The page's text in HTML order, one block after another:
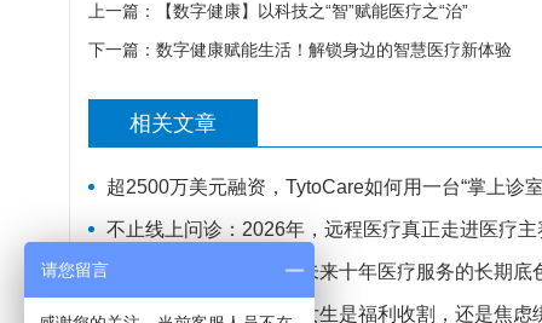
上一篇：
【数字健康】以科技之“智”赋能医疗之“治”
下一篇： 数字健康赋能生活！解锁身边的智慧医疗新体验
相关文章
超2500万美元融资，TytoCare如何用一台“掌上诊
不止线上问诊：2026年，远程医疗真正走进医疗主
远程医疗不是风口，是未来十年医疗服务的长期底
数字健康全面爆发：对女生是福利收割，还是焦虑
请您留言